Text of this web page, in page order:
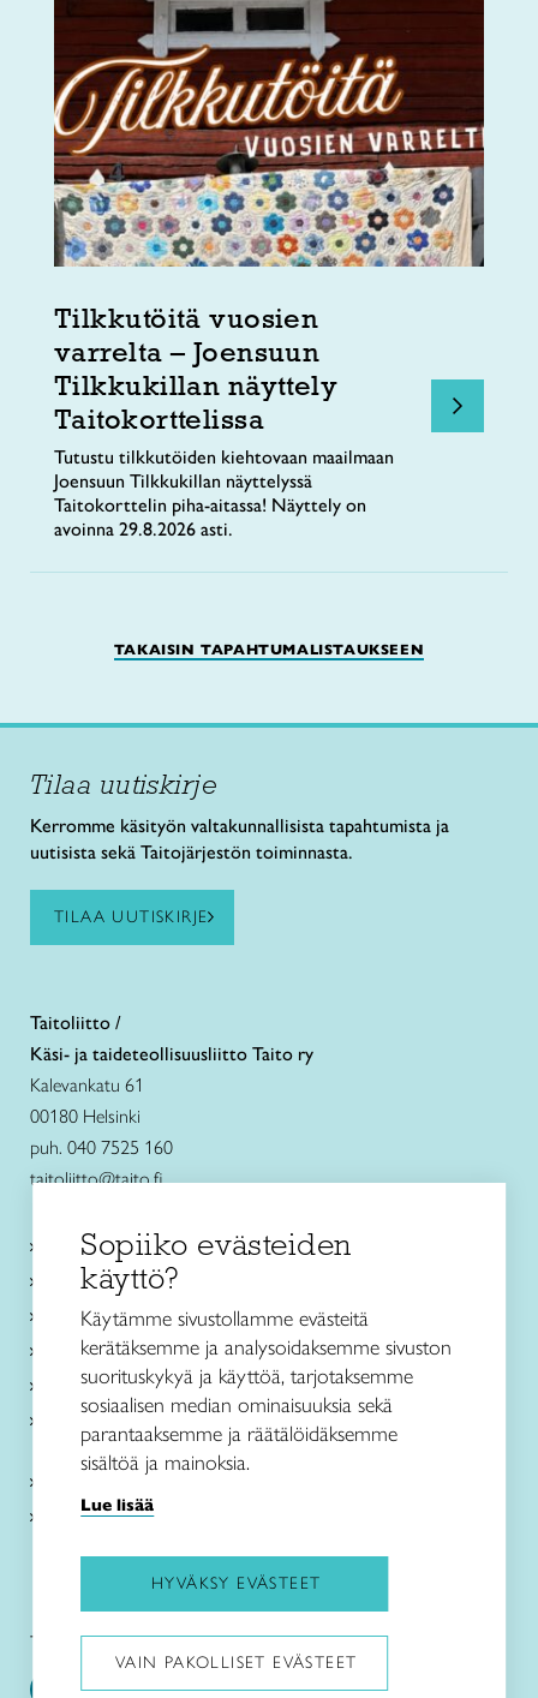
Tilkkutöitä vuosien
varrelta – Joensuun
Tilkkukillan näyttely
Taitokorttelissa
Tutustu tilkkutöiden kiehtovaan maailmaan
Joensuun Tilkkukillan näyttelyssä
Taitokorttelin piha-aitassa! Näyttely on
avoinna 29.8.2026 asti.
TAKAISIN TAPAHTUMALISTAUKSEEN
Tilaa uutiskirje
Kerromme käsityön valtakunnallisista tapahtumista ja
uutisista sekä Taitojärjestön toiminnasta.
TILAA UUTISKIRJE
Taitoliitto /
Käsi- ja taideteollisuusliitto Taito ry
Kalevankatu 61
00180 Helsinki
puh. 040 7525 160
taitoliitto@taito.fi
Käsityökurssit ja koulutus
Ajankohtaista
Käsityöohjeet
Me olemme Taito
Paikallinen toiminta
Verkkokaupat
Kirjaudu Arviin
Kirjaudu Taitocampukseen
Taitoliitto: Taito-lehti:
Sopiiko evästeiden
käyttö?
Käytämme sivustollamme evästeitä
kerätäksemme ja analysoidaksemme sivuston
suorituskykyä ja käyttöä, tarjotaksemme
sosiaalisen median ominaisuuksia sekä
parantaaksemme ja räätälöidäksemme
sisältöä ja mainoksia.
Lue lisää
HYVÄKSY EVÄSTEET
VAIN PAKOLLISET EVÄSTEET